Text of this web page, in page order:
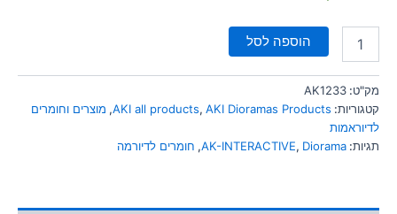
הוספה לסל
מק"ט: AK1233
קטגוריות:
AKI all products, AKI Dioramas Products
, מוצרים וחומרים
לדיוראמות
תגיות:
AK-INTERACTIVE, Diorama
, חומרים לדיורמה